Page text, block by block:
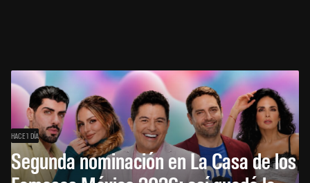
HACE 1 DÍA
Segunda nominación en La Casa de los